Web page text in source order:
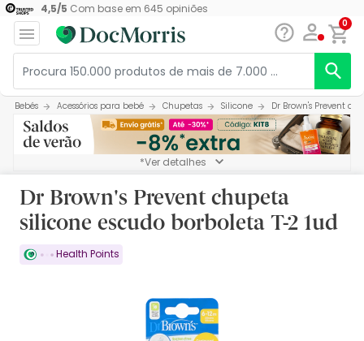
4,5/5 Com base em 645 opiniões
0
Bebés Acessórios para bebé Chupetas Silicone Dr Brown's Prevent
*Ver detalhes
Dr Brown's Prevent chupeta
silicone escudo borboleta T-2 1ud
Health Points